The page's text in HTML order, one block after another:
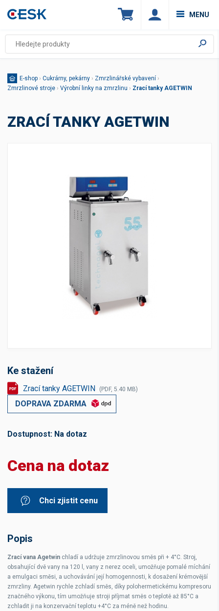
MENU
E-shop › Cukrárny, pekárny › Zmrzlinářské vybavení ›
Zmrzlinové stroje › Výrobní linky na zmrzlinu › Zrací tanky AGETWIN
ZRACÍ TANKY AGETWIN
Ke stažení
Zrací tanky AGETWIN (PDF, 5.40 MB)
DOPRAVA ZDARMA
Dostupnost: Na dotaz
Cena na dotaz
Chci zjistit cenu
Popis
Zrací vana Agetwin chladí a udržuje zmrzlinovou směs při + 4°C. Stroj,
obsahující dvě vany na 120 l, vany z nerez oceli, umožňuje pomalé míchání
a emulgaci směsi, a uchovávání její homogennosti, k dosažení krémovější
zmrzliny. Agetwin rychle zchladí směs, díky polohermetickému kompresoru
značného výkonu, tím umožňuje stroji příjmat směs o teplotě až 85°C a
zchladit ji na konzervační teplotu +4°C za méně než hodinu.